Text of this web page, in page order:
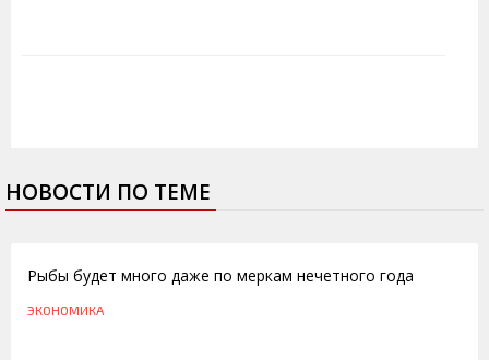
НОВОСТИ ПО ТЕМЕ
Рыбы будет много даже по меркам нечетного года
ЭКОНОМИКА